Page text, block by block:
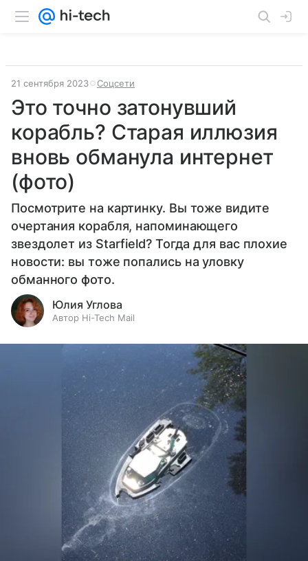
21 сентября 2023 Соцсети
Это точно затонувший
корабль? Старая иллюзия
вновь обманула интернет
(фото)
Посмотрите на картинку. Вы тоже видите
очертания корабля, напоминающего
звездолет из Starfield? Тогда для вас плохие
новости: вы тоже попались на уловку
обманного фото.
Юлия Углова
Автор Hi-Tech Mail